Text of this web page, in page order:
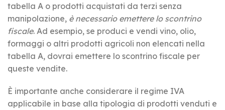
tabella A o prodotti acquistati da terzi senza
manipolazione, è necessario emettere lo scontrino
fiscale. Ad esempio, se produci e vendi vino, olio,
formaggi o altri prodotti agricoli non elencati nella
tabella A, dovrai emettere lo scontrino fiscale per
queste vendite.
È importante anche considerare il regime IVA
applicabile in base alla tipologia di prodotti venduti e